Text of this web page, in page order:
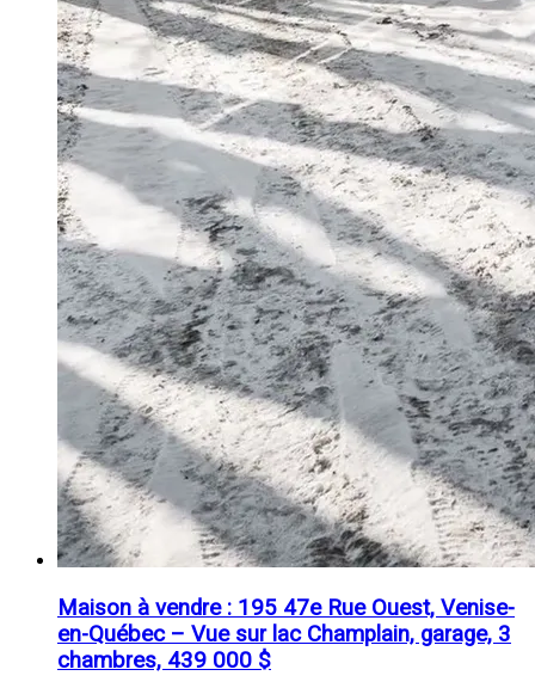
Maison à vendre : 195 47e Rue Ouest, Venise-
en-Québec – Vue sur lac Champlain, garage, 3
chambres, 439 000 $